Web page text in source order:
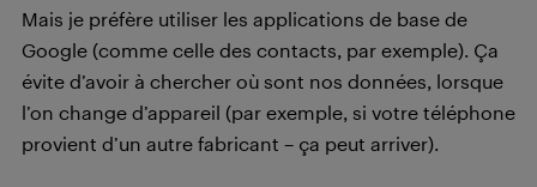
Mais je préfère utiliser les applications de base de
Google (comme celle des contacts, par exemple). Ça
évite d’avoir à chercher où sont nos données, lorsque
l’on change d’appareil (par exemple, si votre téléphone
provient d’un autre fabricant – ça peut arriver).